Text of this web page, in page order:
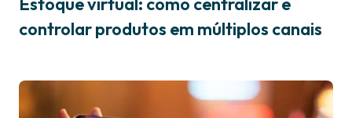
controlar produtos em múltiplos canais